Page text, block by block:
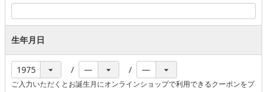
生年月日
ご入力いただくとお誕生月にオンラインショップで利用できるクーポンをプ